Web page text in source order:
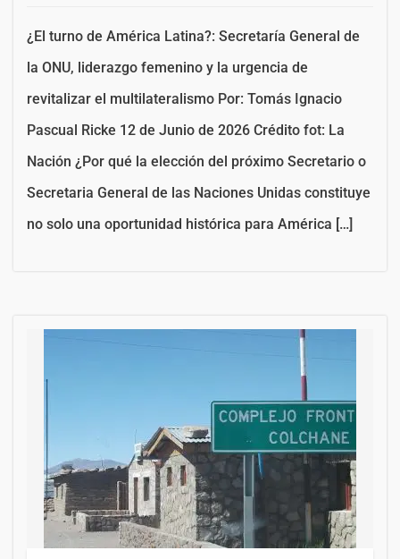
¿El turno de América Latina?: Secretaría General de
la ONU, liderazgo femenino y la urgencia de
revitalizar el multilateralismo Por: Tomás Ignacio
Pascual Ricke 12 de Junio de 2026 Crédito fot: La
Nación ¿Por qué la elección del próximo Secretario o
Secretaria General de las Naciones Unidas constituye
no solo una oportunidad histórica para América […]